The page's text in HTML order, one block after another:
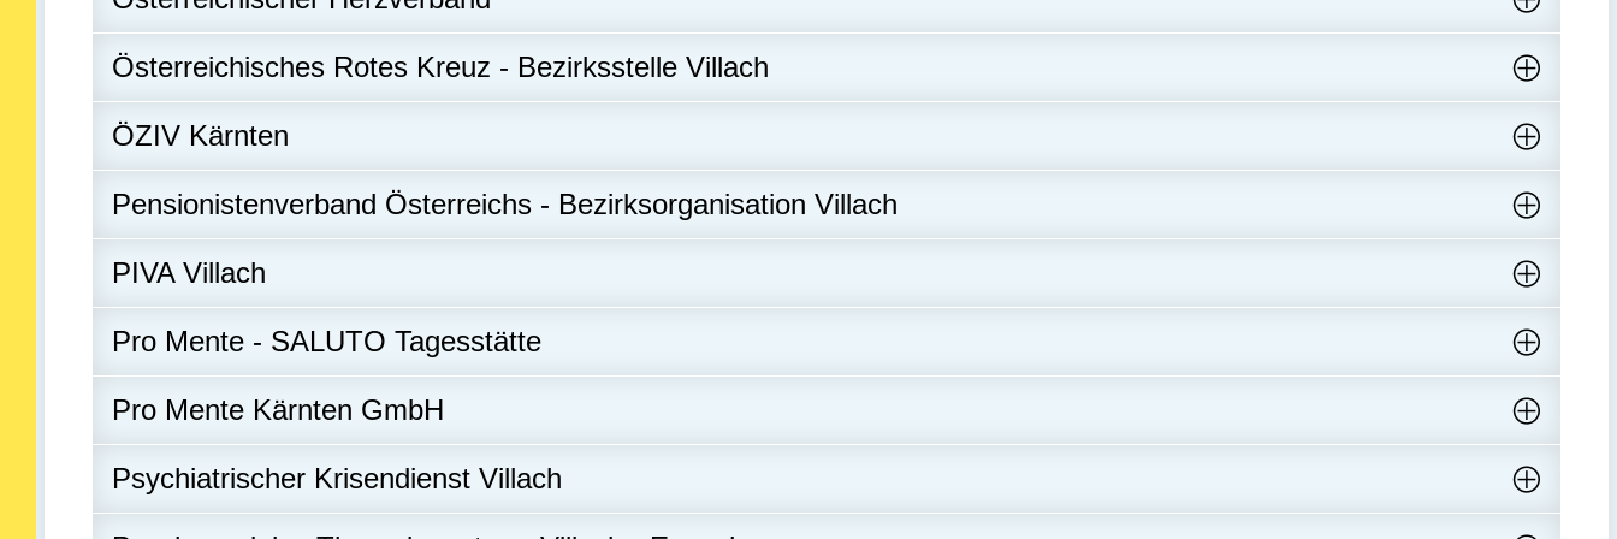
Österreichisches Rotes Kreuz - Bezirksstelle Villach
ÖZIV Kärnten
Pensionistenverband Österreichs - Bezirksorganisation Villach
PIVA Villach
Pro Mente - SALUTO Tagesstätte
Pro Mente Kärnten GmbH
Psychiatrischer Krisendienst Villach